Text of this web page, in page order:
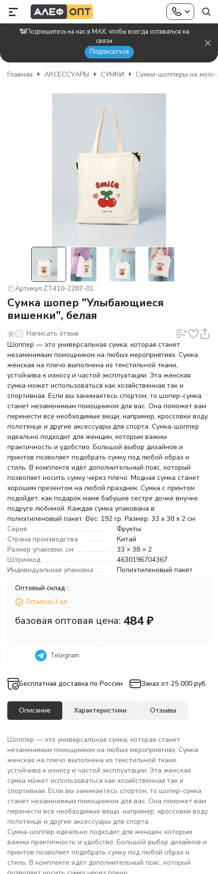
📶Подпишитесь на нас в MAX, чтобы всегда оставаться на
связи
Подписаться
Главная АКСЕССУАРЫ СУМКИ Сумки-шопперы на
Артикул:ZT410-2287-01
Сумка шопер "Улыбающиеся
вишенки", белая
Написать отзыв
Шоппер — это универсальная сумка, которая станет
незаменимым помощником на любых мероприятиях. Сумка
женская на плечо выполнена из текстильной ткани,
устойчива к износу и частой эксплуатации. Эта женская
сумка может использоваться как хозяйственная так и
спортивная. Если вы занимаетесь спортом, то шопер-сумка
станет незаменимым помощником для вас. Она поможет вам
перенести все необходимые вещи, например, кроссовки воду
полотенце и другие аксессуары для спорта. Сумка-шоппер
идеально подходит для женщин, которым важны
практичность и удобство. Большой выбор дизайнов и
принтов позволяет подобрать сумку под любой образ и
стиль. В комплекте идёт дополнительный пояс, который
позволяет носить сумку через плечо. Модная сумка станет
хорошим презентом на любой праздник. Сумка с принтом
подойдет, как подарок маме бабушке сестре дочке внучке
подруге любимой. Каждая сумка упакована в
полиэтиленовый пакет. Вес: 192 гр. Размер: 33 х 38 х 2 см
Серия
Фрукты
Страна производства
Китай
Размер упаковки, см
33 × 38 × 2
Штрихкод
4630196704367
Индивидуальная упаковка
Полиэтиленовый пакет
Оптовый склад :
Осталось 3 шт.
базовая оптовая цена: 484₽
Telegram
Бесплатная доставка по России Заказ от 25 000 руб.
Описание Характеристики Отзывы
Шоппер — это универсальная сумка, которая станет
незаменимым помощником на любых мероприятиях. Сумка
женская на плечо выполнена из текстильной ткани,
устойчива к износу и частой эксплуатации. Эта женская
сумка может использоваться как хозяйственная так и
спортивная. Если вы занимаетесь спортом, то шопер-сумка
станет незаменимым помощником для вас. Она поможет вам
перенести все необходимые вещи, например, кроссовки воду
полотенце и другие аксессуары для спорта.
Сумка-шоппер идеально подходит для женщин, которым
важны практичность и удобство. Большой выбор дизайнов и
принтов позволяет подобрать сумку под любой образ и
стиль. В комплекте идёт дополнительный пояс, который